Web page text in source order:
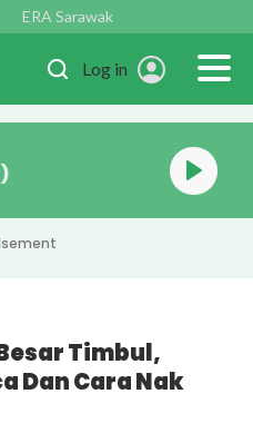
ERA Sarawak
Log in
(Sabtu)
Timbul,
Dan Cara Nak